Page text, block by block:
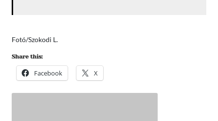
Fotó/Szokodi L.
Share this:
Facebook X